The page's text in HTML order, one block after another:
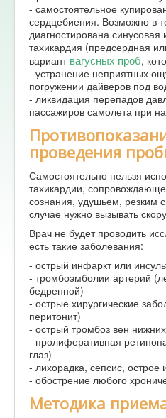
- самостоятельное
сердцебиения. Возможно в
диагностирована
тахикардия (предсердная
вариант вагусных проб,
- устранение неприятных
погружении дайверов под
- ликвидация перепадов
пассажиров самолета при
проведения
Самостоятельно нельзя
тахикардии,
сознания, удушьем, резким
случае нужно вызывать
Врач не будет проводить
есть такие заболевания:
- острый инфаркт или
- тромбоэмболии артерий
бедренной)
- острые хирургические
перитонит)
- острый тромбоз вен
- пролиферативная
глаз)
- лихорадка, сепсис,
- обострение любого
Методика